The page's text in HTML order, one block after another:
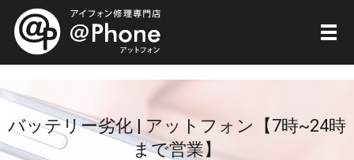
メ
バッテリー劣化 | アットフォン【7時~24時
まで営業】